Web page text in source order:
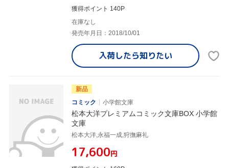
獲得ポイント 140P
在庫なし
発売年月日：2018/10/01
入荷したら知りたい
新品
コミック
小学館文庫
松本大洋プレミアムコミック文庫BOX 小学館
文庫
松本大洋,永福一成,狩撫麻礼
¥17,600円